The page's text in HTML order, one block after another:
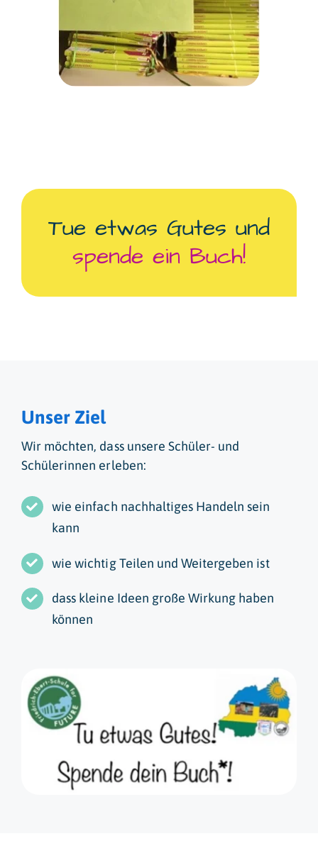
Tue etwas Gutes und
spende ein Buch!
Unser Ziel
Wir möchten, dass unsere Schüler- und
Schülerinnen erleben:
wie einfach nachhaltiges Handeln sein
kann
wie wichtig Teilen und Weitergeben ist
dass kleine Ideen große Wirkung haben
können